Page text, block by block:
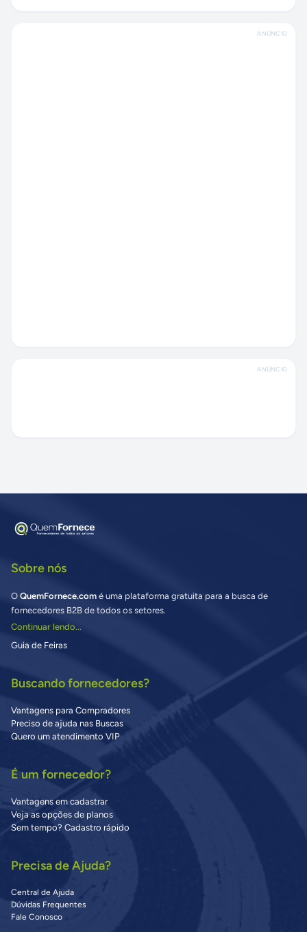
ANÚNCIO
ANÚNCIO
Sobre nós
O QuemFornece.com é uma plataforma gratuita para a busca de
fornecedores B2B de todos os setores.
Continuar lendo...
Guia de Feiras
Buscando fornecedores?
Vantagens para Compradores
Preciso de ajuda nas Buscas
Quero um atendimento VIP
É um fornecedor?
Vantagens em cadastrar
Veja as opções de planos
Sem tempo? Cadastro rápido
Precisa de Ajuda?
Central de Ajuda
Dúvidas Frequentes
Fale Conosco